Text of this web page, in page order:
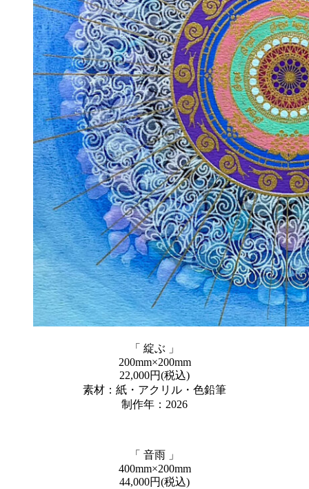
「 綻ぶ 」
200mm×200mm
22,000円(税込)
素材：紙・アクリル・色鉛筆
制作年：2026
「 音雨 」
400mm×200mm
44,000円(税込)